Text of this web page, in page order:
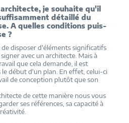
je souhaite qu'il
détaillé du
A quelles conditions puis-
?
disposer d'éléments significatifs
avec un architecte. Mais à
que cela demande, il est
le début d'un plan. En effet, celui-ci
de conception plutôt que son
de cette manière nous vous
ses références, sa capacité à